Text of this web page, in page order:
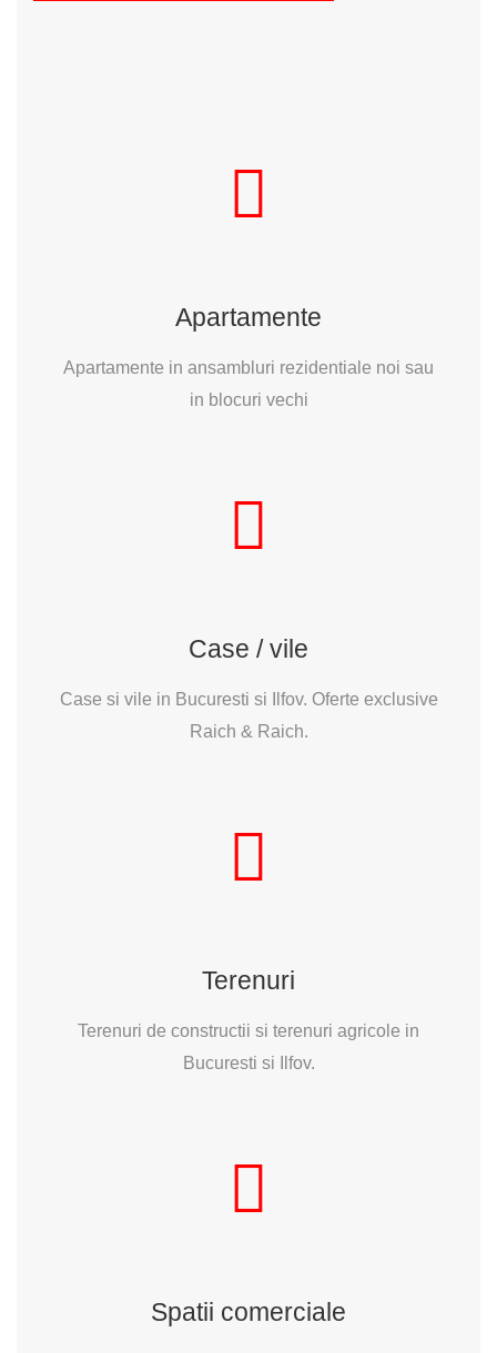
Apartamente
Apartamente in ansambluri rezidentiale noi sau
in blocuri vechi
Case / vile
Case si vile in Bucuresti si Ilfov. Oferte exclusive
Raich & Raich.
Terenuri
Terenuri de constructii si terenuri agricole in
Bucuresti si Ilfov.
Spatii comerciale